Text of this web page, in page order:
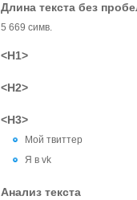
Длина текста без
5 669 симв.
<H1>
<H2>
<H3>
Мой твиттер
Я в vk
Анализ текста